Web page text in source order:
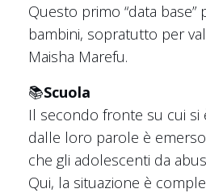
Questo primo “data
bambini, sopratutto per
Maisha Marefu.
📚Scuola
Il secondo fronte su cui si
dalle loro parole è
che gli adolescenti da
Qui, la situazione è